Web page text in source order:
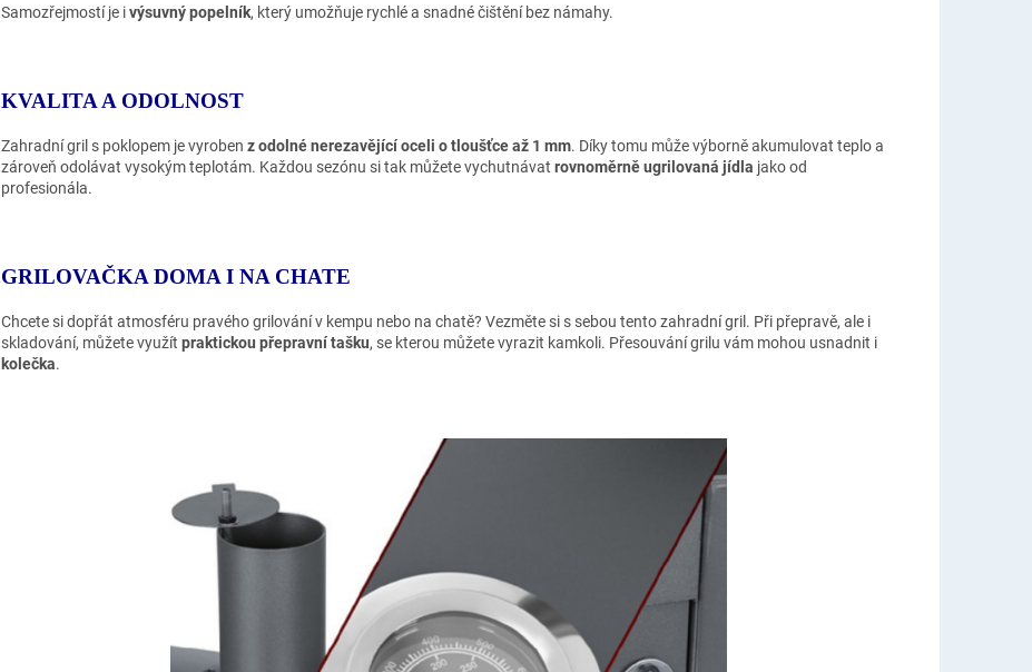
Samozřejmostí je ivýsuvný popelník, který umožňuje rychlé a snadné čištění bez námahy.
KVALITA A ODOLNOST
Zahradní gril s poklopem je vyroben z odolné nerezavějící oceli o tloušťce až 1 mm. Díky tomu může výborně akumulovat teplo a
zároveň odolávat vysokým teplotám. Každou sezónu si tak můžete vychutnávat rovnoměrně ugrilovaná jídla jako od
profesionála.
GRILOVAČKA DOMA I NA CHATE
Chcete si dopřát atmosféru pravého grilování v kempu nebo na chatě? Vezměte si s sebou tento zahradní gril. Při přepravě, ale i
skladování, můžete využít praktickou přepravní tašku, se kterou můžete vyrazit kamkoli. Přesouvání grilu vám mohou usnadnit i
kolečka.